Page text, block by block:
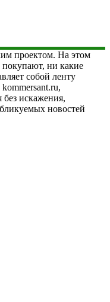
проектом. На этом
покупают, ни какие
собой ленту
искажения,
новостей